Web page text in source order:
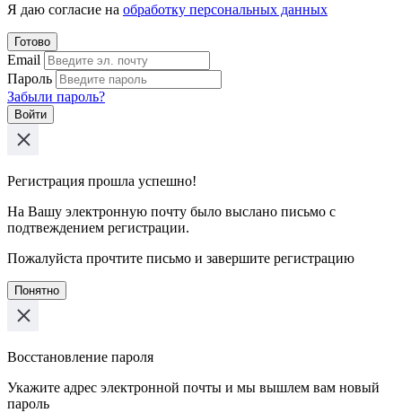
Я даю согласие на обработку персональных данных
Готово
Email
Пароль
Забыли пароль?
Войти
Регистрация прошла успешно!
На Вашу электронную почту было выслано письмо с
подтвеждением регистрации.
Пожалуйста прочтите письмо и завершите регистрацию
Понятно
Восстановление пароля
Укажите адрес электронной почты и мы вышлем вам новый
пароль